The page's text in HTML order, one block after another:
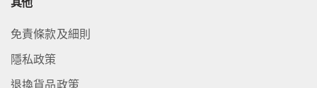
其他
免責條款及細則
隱私政策
退換貨品政策